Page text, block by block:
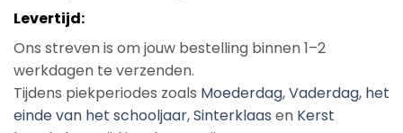
Levertijd:
Ons streven is om jouw bestelling binnen 1–2
werkdagen te verzenden.
Tijdens piekperiodes zoals Moederdag,Vaderdag, het
einde van het schooljaar,Sinterklaas en Kerst